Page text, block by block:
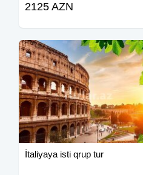
Florensiya – Hotel Mario’s 3★ Pisa –
2125 AZN
İtaliyaya isti qrup tur